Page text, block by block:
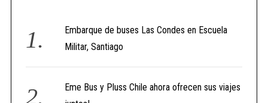
Embarque de buses Las Condes en Escuela
Militar, Santiago
Eme Bus y Pluss Chile ahora ofrecen sus viajes